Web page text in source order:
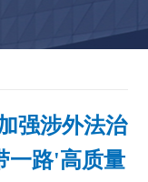
强涉外法治
一路'高质量